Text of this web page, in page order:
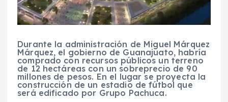
Durante la administración de Miguel Márquez
Márquez, el gobierno de Guanajuato, habría
comprado con recursos públicos un terreno
de 12 hectáreas con un sobreprecio de 90
millones de pesos. En el lugar se proyecta la
construcción de un estadio de fútbol que
será edificado por Grupo Pachuca.